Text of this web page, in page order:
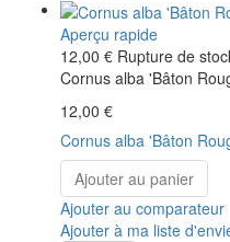
Aperçu rapide
12,00 € Rupture de
Cornus alba 'Bâton
12,00 €
Cornus alba 'Bâton
Ajouter au panier
Ajouter au comparateur
Ajouter à ma liste